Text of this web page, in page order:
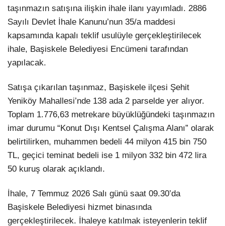
taşınmazın satışına ilişkin ihale ilanı yayımladı. 2886
Sayılı Devlet İhale Kanunu’nun 35/a maddesi
kapsamında kapalı teklif usulüyle gerçekleştirilecek
ihale, Başiskele Belediyesi Encümeni tarafından
yapılacak.
Satışa çıkarılan taşınmaz, Başiskele ilçesi Şehit
Yeniköy Mahallesi’nde 138 ada 2 parselde yer alıyor.
Toplam 1.776,63 metrekare büyüklüğündeki taşınmazın
imar durumu “Konut Dışı Kentsel Çalışma Alanı” olarak
belirtilirken, muhammen bedeli 44 milyon 415 bin 750
TL, geçici teminat bedeli ise 1 milyon 332 bin 472 lira
50 kuruş olarak açıklandı.
İhale, 7 Temmuz 2026 Salı günü saat 09.30’da
Başiskele Belediyesi hizmet binasında
gerçekleştirilecek. İhaleye katılmak isteyenlerin teklif